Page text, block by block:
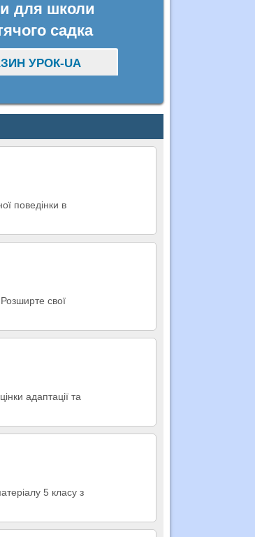
для школи
садка
УРОК-UA
поведінки в
свої
адаптації та
5 класу з